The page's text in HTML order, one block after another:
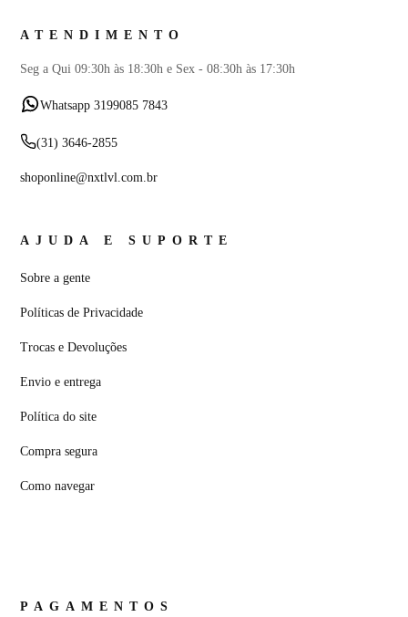
ATENDIMENTO
Seg a Qui 09:30h às 18:30h e Sex - 08:30h às 17:30h
Whatsapp 3199085 7843
(31) 3646-2855
shoponline@nxtlvl.com.br
AJUDA E SUPORTE
Sobre a gente
Políticas de Privacidade
Trocas e Devoluções
Envio e entrega
Política do site
Compra segura
Como navegar
PAGAMENTOS